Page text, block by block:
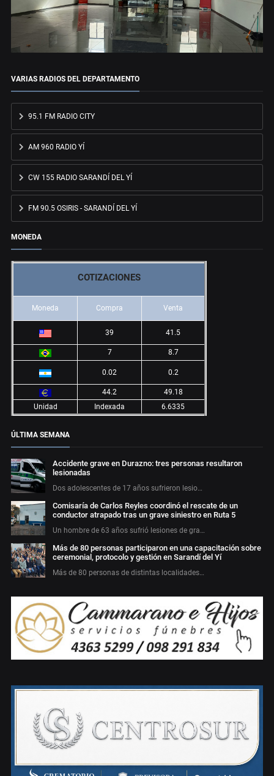
VARIAS RADIOS DEL DEPARTAMENTO
95.1 FM RADIO CITY
AM 960 RADIO YÍ
CW 155 RADIO SARANDÍ DEL YÍ
FM 90.5 OSIRIS - SARANDÍ DEL YÍ
MONEDA
COTIZACIONES
Moneda Compra Venta
39 41.5
7 8.7
0.02 0.2
44.2
49.18
Unidad
Indexada 6.6335
ÚLTIMA SEMANA
Accidente grave en Durazno: tres personas resultaron
lesionadas
Dos adolescentes de 17 años sufrieron lesio…
Comisaría de Carlos Reyles coordinó el rescate de un
conductor atrapado tras un grave siniestro en Ruta 5
Un hombre de 63 años sufrió lesiones de gra…
Más de 80 personas participaron en una capacitación sobre
ceremonial, protocolo y gestión en Sarandí del Yí
Más de 80 personas de distintas localidades…